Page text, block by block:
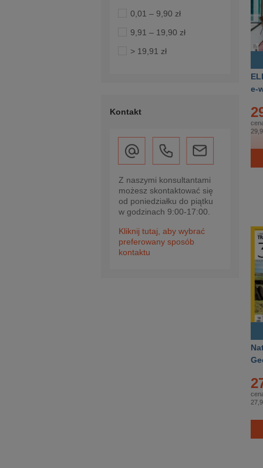
e-
3/
0,01 – 9,90 zł
9,91 – 19,90 zł
> 19,91 zł
Kontakt
Z naszymi konsultantami
możesz skontaktować się
od poniedziałku do piątku
w godzinach 9:00-17:00.
Kliknij tutaj, aby wybrać
preferowany sposób
kontaktu